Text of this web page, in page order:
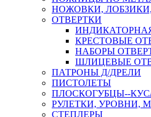
НОЖОВКИ,
ОТВЕРТКИ
КРЕСТОВЫЕ
НАБОРЫ
ШЛИЦЕВЫЕ
ПАТРОНЫ Д/ДРЕЛИ
ПИСТОЛЕТЫ
ПЛОСКОГУБЦЫ--
РУЛЕТКИ, УРОВНИ,
СТЕПЛЕРЫ